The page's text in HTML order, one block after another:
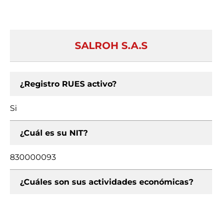
SALROH S.A.S
¿Registro RUES activo?
Si
¿Cuál es su NIT?
830000093
¿Cuáles son sus actividades económicas?